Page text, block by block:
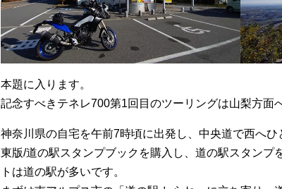
本題に入ります。
記念すべきテネレ700第1回目のツーリングは山梨方面
神奈川県の自宅を午前7時頃に出発し、中央道で西へ
東版/道の駅スタンプブックを購入し、道の駅スタンプ
トは道の駅が多いです。